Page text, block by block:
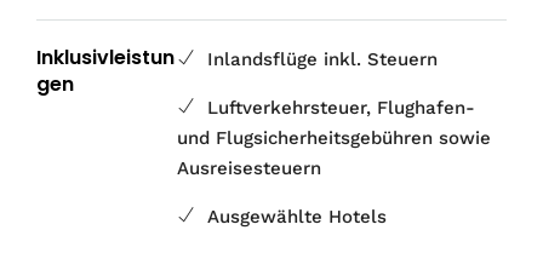
Inklusivleistun
gen
Inlandsflüge inkl. Steuern
Luftverkehrsteuer, Flughafen-
und Flugsicherheitsgebühren sowie
Ausreisesteuern
Ausgewählte Hotels